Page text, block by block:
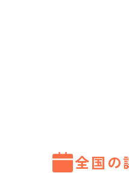
全国の